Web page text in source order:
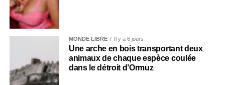
MONDE LIBRE Il y a 6 jours
Une arche en bois transportant deux
animaux de chaque espèce coulée
dans le détroit d’Ormuz